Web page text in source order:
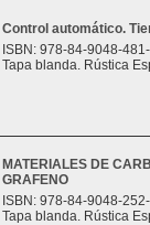
Control automático.
ISBN: 978-84-9048-
Tapa blanda. Rústica
MATERIALES DE
GRAFENO
ISBN: 978-84-9048-
Tapa blanda. Rústica